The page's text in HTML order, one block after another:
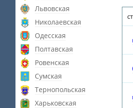
Львовская
Николаевская
Одесская
Полтавская
Ровенская
Сумская
Тернопольская
Харьковская